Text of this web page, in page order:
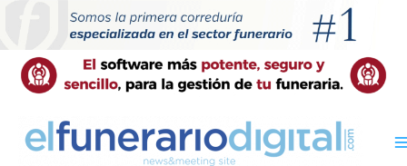
contenido